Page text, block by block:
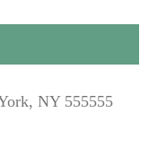
NY 555555